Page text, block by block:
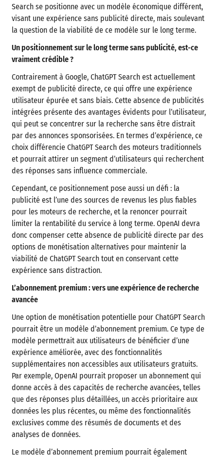
Search se positionne avec un modèle économique différent,
visant une expérience sans publicité directe, mais soulevant
la question de la viabilité de ce modèle sur le long terme.
Un positionnement sur le long terme sans publicité, est-ce
vraiment crédible ?
Contrairement à Google, ChatGPT Search est actuellement
exempt de publicité directe, ce qui offre une expérience
utilisateur épurée et sans biais. Cette absence de publicités
intégrées présente des avantages évidents pour l’utilisateur,
qui peut se concentrer sur la recherche sans être distrait
par des annonces sponsorisées. En termes d’expérience, ce
choix différencie ChatGPT Search des moteurs traditionnels
et pourrait attirer un segment d’utilisateurs qui recherchent
des réponses sans influence commerciale.
Cependant, ce positionnement pose aussi un défi : la
publicité est l’une des sources de revenus les plus fiables
pour les moteurs de recherche, et la renoncer pourrait
limiter la rentabilité du service à long terme. OpenAI devra
donc compenser cette absence de publicité directe par des
options de monétisation alternatives pour maintenir la
viabilité de ChatGPT Search tout en conservant cette
expérience sans distraction.
L’abonnement premium : vers une expérience de recherche
avancée
Une option de monétisation potentielle pour ChatGPT Search
pourrait être un modèle d’abonnement premium. Ce type de
modèle permettrait aux utilisateurs de bénéficier d’une
expérience améliorée, avec des fonctionnalités
supplémentaires non accessibles aux utilisateurs gratuits.
Par exemple, OpenAI pourrait proposer un abonnement qui
donne accès à des capacités de recherche avancées, telles
que des réponses plus détaillées, un accès prioritaire aux
données les plus récentes, ou même des fonctionnalités
exclusives comme des résumés de documents et des
analyses de données.
Le modèle d’abonnement premium pourrait également